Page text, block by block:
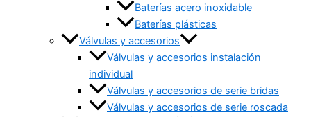
Baterías acero inoxidable
Baterías plásticas
Válvulas y accesorios
Válvulas y accesorios instalación
individual
Válvulas y accesorios de serie bridas
Válvulas y accesorios de serie roscada